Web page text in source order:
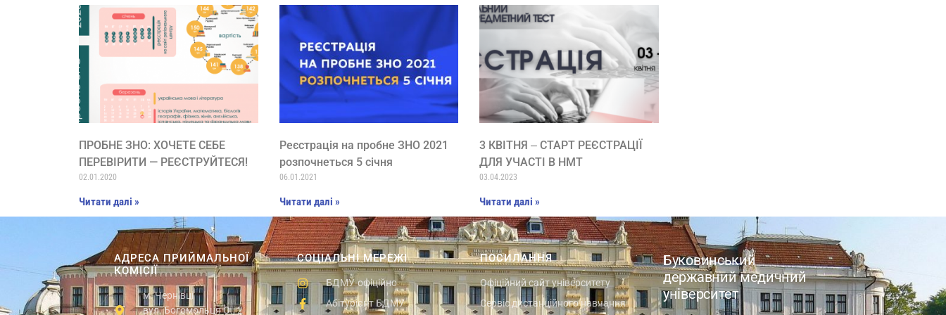
ПРОБНЕ ЗНО: ХОЧЕТЕ СЕБЕ
ПЕРЕВІРИТИ — РЕЄСТРУЙТЕСЯ!
02.01.2020
Читати далі »
Реєстрація на пробне ЗНО 2021
розпочнеться 5 січня
06.01.2021
Читати далі »
3 КВІТНЯ ‒ СТАРТ РЕЄСТРАЦІЇ
ДЛЯ УЧАСТІ В НМТ
03.04.2023
Читати далі »
АДРЕСА ПРИЙМАЛЬНОЇ
КОМІСІЇ
м. Чернівці
вул. Богомольця О., 2
СОЦІАЛЬНІ МЕРЕЖІ
БДМУ-офіційно
Абітурієнт БДМУ
ПОСИЛАННЯ
Офіційний сайт університету
Сервіс дистанційного навчання
Буковинський
державний медичний
університет